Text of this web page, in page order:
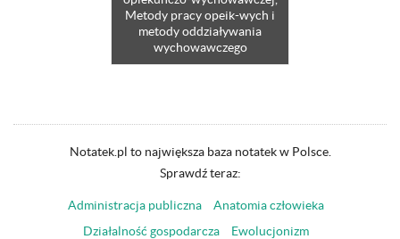
Metody pracy opeik-wych i
metody oddziaływania
wychowawczego
Notatek.pl to największa baza notatek w Polsce.
Sprawdź teraz:
Administracja publiczna
Anatomia człowieka
Działalność gospodarcza
Ewolucjonizm